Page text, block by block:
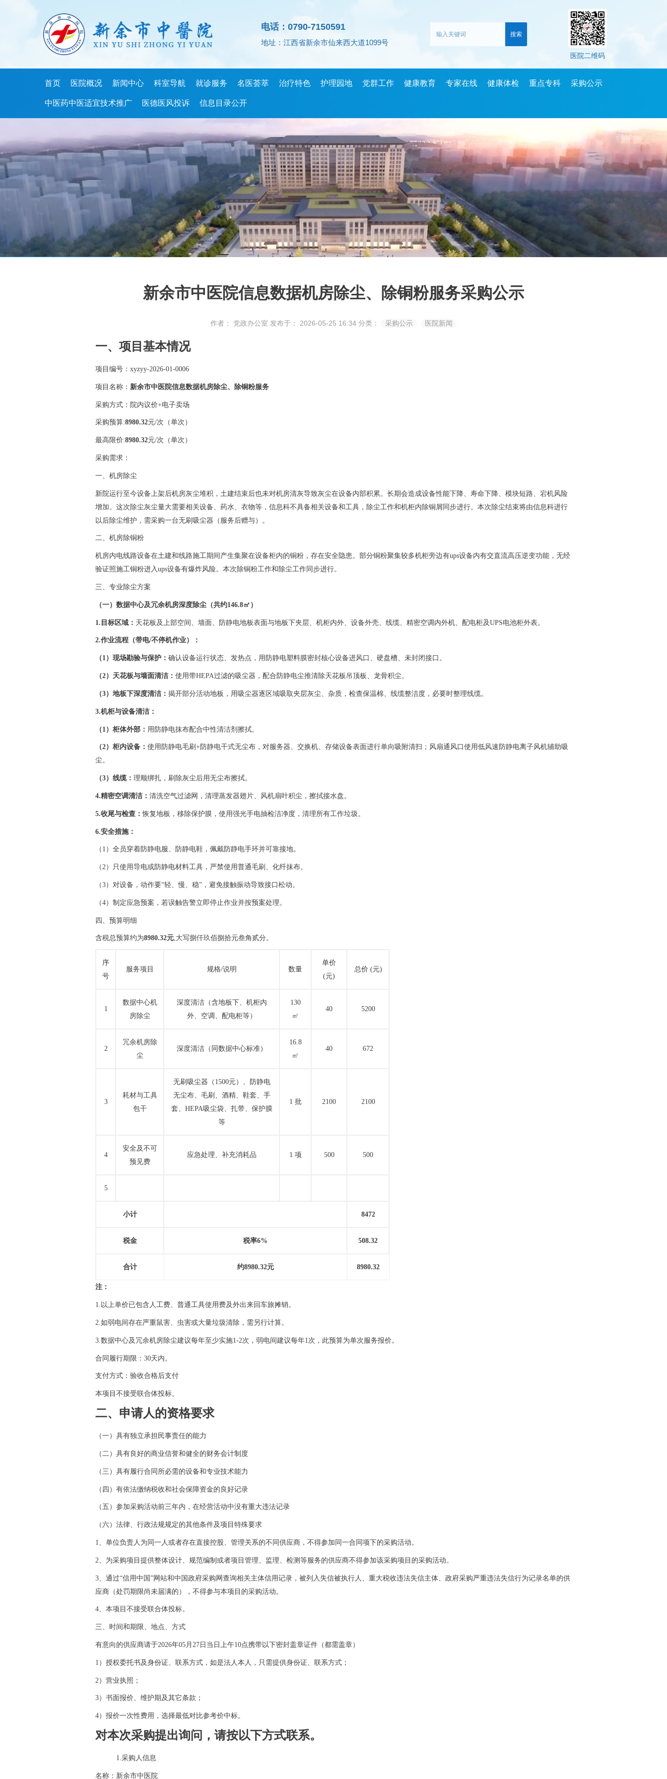
电话：0790-7150591
地址：江西省新余市仙来西大道1099号
搜索
医院二维码
首页 医院概况 新闻中心 科室导航 就诊服务 名医荟萃 治疗特色 护理园地 党群工作 健康教育 专家在线 健康体检 重点专科 采购公示
中医药中医适宜技术推广 医德医风投诉 信息目录公开
新余市中医院信息数据机房除尘、除铜粉服务采购公示
作者： 党政办公室 发布于： 2026-05-25 16:34 分类： 采购公示 医院新闻
一、项目基本情况
项目编号： xyzyy-2026-01-0006
项目名称： 新余市中医院信息数据机房除尘、除铜粉服务
采购方式： 院内议价+电子卖场
采购预算:8980.32元/次（单次）
最高限价:8980.32元/次（单次）
采购需求：
一、机房除尘
新院运行至今设备上架后机房灰尘堆积，土建结束后也未对机房清灰导致灰尘在设备内部积累。长期会造成设备性能下降、寿命下降、模块短路、宕机风险
增加。这次除尘灰尘量大需要相关设备、药水、衣物等，信息科不具备相关设备和工具，除尘工作和机柜内除铜屑同步进行。 本次除尘结束将由信息科进行
以后除尘维护，需采购一台无刷吸尘器（服务后赠与）
。
二、机房除铜粉
机房内电线路设备在土建和线路施工期间产生集聚在设备柜内的铜粉，存在安全隐患。部分铜粉聚集较多机柜旁边有ups设备内有交直流高压逆变功能，无经
验证照施工铜粉进入ups设备有爆炸风险。本次除铜粉工作和除尘工作同步进行。
三、专业除尘方案
（一）数据中心及冗余机房深度除尘（共约146.8㎡）
1.目标区域： 天花板及上部空间、墙面、防静电地板表面与地板下夹层、机柜内外、设备外壳、线缆、精密空调内外机、配电柜及UPS电池柜外表。
2.作业流程（带电/不停机作业）：
（1）现场勘验与保护： 确认设备运行状态、发热点，用防静电塑料膜密封核心设备进风口、硬盘槽、未封闭接口。
（2）天花板与墙面清洁： 使用带HEPA过滤的吸尘器，配合防静电尘推清除天花板吊顶板、龙骨积尘。
（3）地板下深度清洁： 揭开部分活动地板，用吸尘器逐区域吸取夹层灰尘、杂质，检查保温棉、线缆整洁度，必要时整理线缆。
3.机柜与设备清洁：
（1）柜体外部： 用防静电抹布配合中性清洁剂擦拭。
（2）柜内设备： 使用防静电毛刷 +防静电干式无尘布，对服务器、交换机、存储设备表面进行单向吸附清扫；风扇通风口使用低风速防静电离子风机辅助吸
尘。
（3）线缆： 理顺绑扎，刷除灰尘后用无尘布擦拭。
4.精密空调清洁： 清洗空气过滤网，清理蒸发器翅片、风机扇叶积尘，擦拭接水盘。
5.收尾与检查：恢复地板，移除保护膜，使用强光手电抽检洁净度，清理所有工作垃圾。
6.安全措施：
（ 1）全员穿着防静电服、防静电鞋，佩戴防静电手环并可靠接地。
（2）只使用导电或防静电材料工具，严禁使用普通毛刷、化纤抹布。
（3）对设备，动作要“轻、慢、稳”，避免接触振动导致接口松动。
（4）制定应急预案，若误触告警立即停止作业并按预案处理。
四、预算明细
含税总预算约为8980.32元,大写捌仟玖佰捌拾元叁角贰分。
序
号
服务项目 规格/说明 数量
单价
(元)
总价 (元)
1
数据中心机
房除尘
深度清洁（含地板下、机柜内
外、空调、配电柜等）
130
㎡
40 5200
2
冗余机房除
尘
深度清洁（同数据中心标准）
16.8
㎡
40 672
3
耗材与工具
包干
无刷吸尘器（ 1500元）、防静电
无尘布、毛刷、酒精、鞋套、手
套、HEPA吸尘袋、扎带、保护膜
等
1 批 2100 2100
4
安全及不可
预见费
应急处理、补充消耗品 1 项 500 500
5
小计 8472
税金 税率6% 508.32
合计 约8980.32元 8980.32
注：
1.以上单价已包含人工费、普通工具使用费及外出来回车旅摊销。
2.如弱电间存在严重鼠害、虫害或大量垃圾清除，需另行计算。
3.数据中心及冗余机房除尘建议每年至少实施1-2次，弱电间建议每年1次，此预算为单次服务报价。
合同履行期限： 30天内。
支付方式：验收合格后支付
本项目不接受联合体投标。
二、申请人的资格要求
（一）具有独立承担民事责任的能力
（二）具有良好的商业信誉和健全的财务会计制度
（三）具有履行合同所必需的设备和专业技术能力
（四）有依法缴纳税收和社会保障资金的良好记录
（五）参加采购活动前三年内，在经营活动中没有重大违法记录
（六）法律、行政法规规定的其他条件及项目特殊要求
1、单位负责人为同一人或者存在直接控股、管理关系的不同供应商，不得参加同一合同项下的采购活动。
2、为采购项目提供整体设计、规范编制或者项目管理、监理、检测等服务的供应商不得参加该采购项目的采购活动。
3、通过“信用中国”网站和中国政府采购网查询相关主体信用记录，被列入失信被执行人、重大税收违法失信主体、政府采购严重违法失信行为记录名单的供
应商（处罚期限尚未届满的），不得参与本项目的采购活动。
4、本项目不接受联合体投标。
三、时间和期限、地点、方式
有意向的供应商请于2026年05月 27 日 当日上午10点携带以下密封盖章证件（都需盖章）
1）授权委托书及身份证、联系方式 ，如是法人本人，只需提供身份证 、联系方式；
2）营业执照；
3） 书面报价、维护期及其它条款 ；
4）报价一次性费用，选择最低对比参考价中标。
对本次采购提出询问，请按以下方式联系。
1.采购人信息
名称：新余市中医院